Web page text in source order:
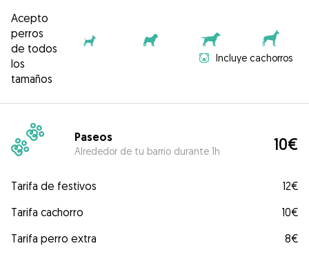
Acepto
perros
de todos
los
tamaños
Incluye cachorros
Paseos
Alrededor de tu barrio durante 1h 10€
Tarifa de festivos
12€
Tarifa cachorro
10€
Tarifa perro extra
8€